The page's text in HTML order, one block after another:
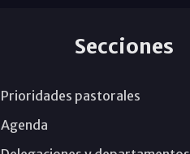
Secciones
Prioridades pastorales
Agenda